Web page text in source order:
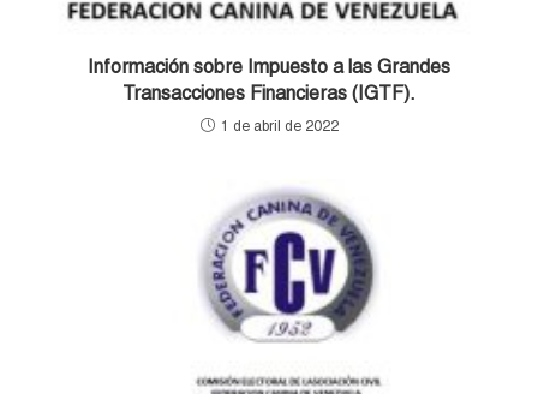
Información sobre Impuesto a las Grandes
Transacciones Financieras (IGTF).
1 de abril de 2022